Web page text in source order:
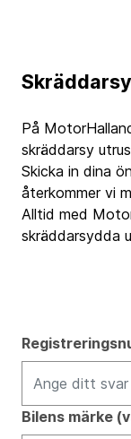
På
skräddarsy
Skicka in dina
återkommer vi
Alltid med
skräddarsydda
Bilens märke